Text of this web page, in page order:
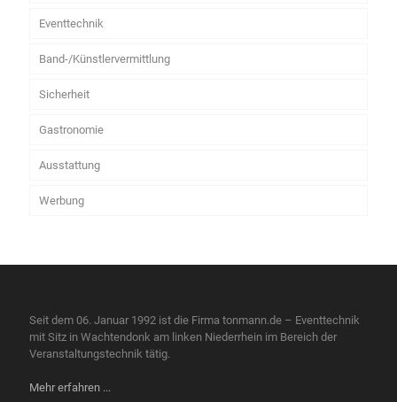
Eventtechnik
Band-/Künstlervermittlung
Sicherheit
Gastronomie
Ausstattung
Werbung
Seit dem 06. Januar 1992 ist die Firma tonmann.de – Eventtechnik
mit Sitz in Wachtendonk am linken Niederrhein im Bereich der
Veranstaltungstechnik tätig.
Mehr erfahren ...